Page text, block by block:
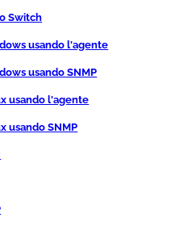
Switch
usando l'agente
usando SNMP
usando l'agente
usando SNMP